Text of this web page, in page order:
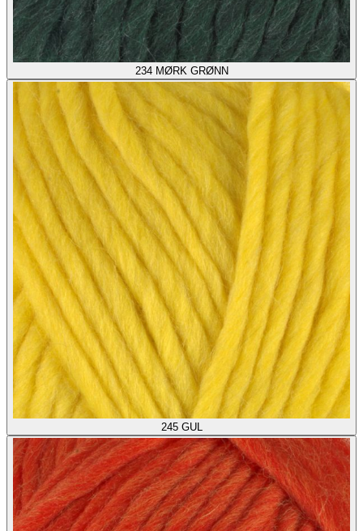
234 MØRK GRØNN
245 GUL